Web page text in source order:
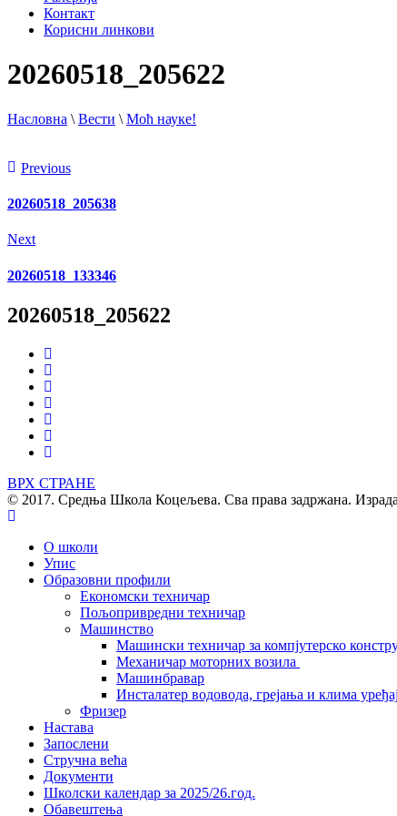
Контакт
Корисни линкови
20260518_205622
Насловна \ Вести \ Моћ науке!
Previous
20260518_205638
Next
20260518_133346
20260518_205622
ВРХ СТРАНЕ
© 2017. Средња Школа Коцељева. Сва права задржана. Израда
О школи
Упис
Образовни профили
Економски техничар
Пољопривредни техничар
Машинство
Машински техничар за компјутерско
Механичар моторних возила
Машинбравар
Инсталатер водовода, грејања и клима
Фризер
Настава
Запослени
Стручна већа
Документи
Школски календар за 2025/26.год.
Обавештења